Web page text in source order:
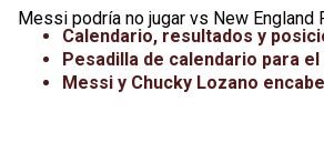
Messi podría no jugar vs New
Calendario, resultados y
Pesadilla de calendario para
Messi y Chucky Lozano